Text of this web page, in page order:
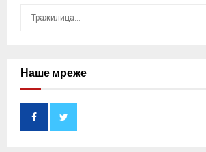
cНаше мреже